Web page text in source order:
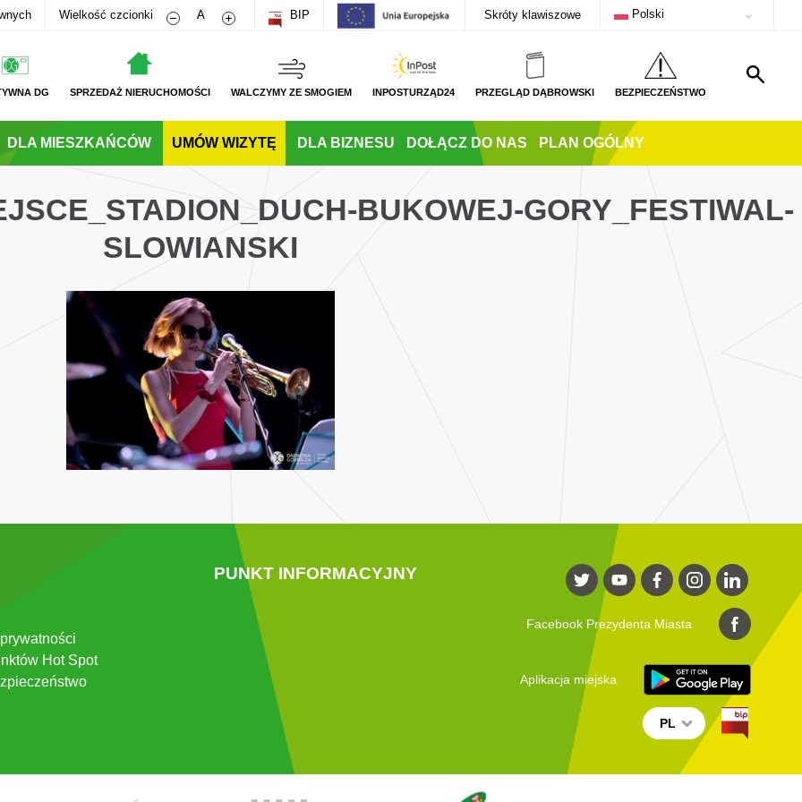
Wielkość czcionki Zmniejsz rozmiar czcionki
A Zwiększ rozmiar czcionki
BIP Skróty klawiszowe Polski
DG SPRZEDAŻ NIERUCHOMOŚCI WALCZYMY ZE SMOGIEM INPOSTURZĄD24 PRZEGLĄD DĄBROWSKI BEZPIECZEŃSTWO
DLA MIESZKAŃCÓW UMÓW WIZYTĘ DLA BIZNESU DOŁĄCZ DO NAS PLAN OGÓLNY
BUKOWEJ-GORY_FESTIWAL-
SLOWIANSKI
Hot Spot
PUNKT INFORMACYJNY
Facebook Prezydenta Miasta
Aplikacja miejska
PL